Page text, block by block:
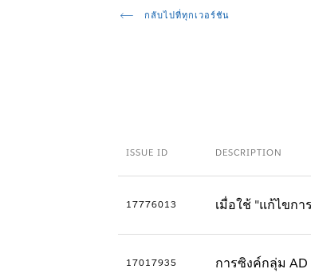
กลับไปที่ทุกเวอร์ชัน
ISSUE ID DESCRIPTION
17776013 เมื่อใช้ "แก้ไขก
17017935
การซิงค์กลุ่ม